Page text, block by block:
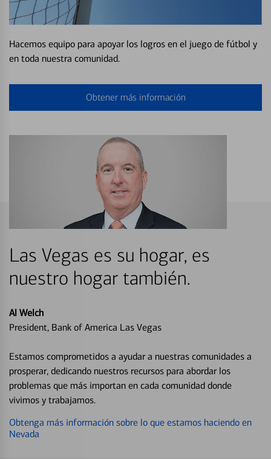
Hacemos equipo para apoyar los logros en el juego de fútbol y
en toda nuestra comunidad.
Obtener más información
Las Vegas es su hogar, es
nuestro hogar también.
Al Welch
President, Bank of America Las Vegas
Estamos comprometidos a ayudar a nuestras comunidades a
prosperar, dedicando nuestros recursos para abordar los
problemas que más importan en cada comunidad donde
vivimos y trabajamos.
Obtenga más información sobre lo que estamos haciendo en
Nevada